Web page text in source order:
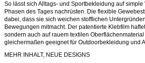
So lässt sich Alltags- und Sportbekleidung auf
Phasen des Tages nachrüsten. Die flexible
dabei, dass sie sich weichen stofflichen
Bewegungen mitmacht. Der patentierte Klebfilm
sondern auch auf rauem textilen
gleichermaßen geeignet für Outdoorbekleidung und
MEHR INHALT, NEUE DESIGNS